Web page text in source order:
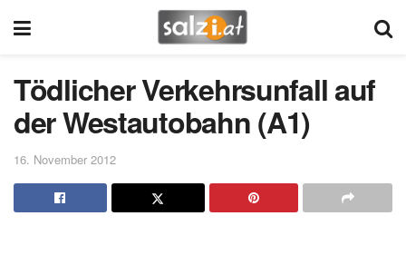
Tödlicher Verkehrsunfall auf
der Westautobahn (A1)
16. November 2012